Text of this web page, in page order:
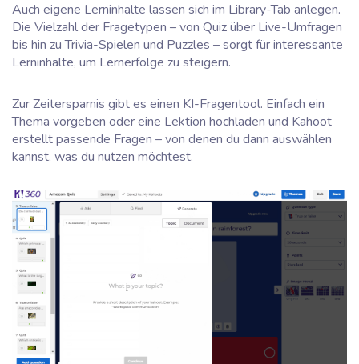
Auch eigene Lerninhalte lassen sich im Library-Tab anlegen.
Die Vielzahl der Fragetypen – von Quiz über Live-Umfragen
bis hin zu Trivia-Spielen und Puzzles – sorgt für interessante
Lerninhalte, um Lernerfolge zu steigern.
Zur Zeitersparnis gibt es einen KI-Fragentool. Einfach ein
Thema vorgeben oder eine Lektion hochladen und Kahoot
erstellt passende Fragen – von denen du dann auswählen
kannst, was du nutzen möchtest.